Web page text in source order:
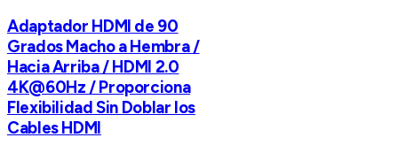
Adaptador HDMI de 90
Grados Macho a Hembra /
Hacia Arriba / HDMI 2.0
4K@60Hz / Proporciona
Flexibilidad Sin Doblar los
Cables HDMI